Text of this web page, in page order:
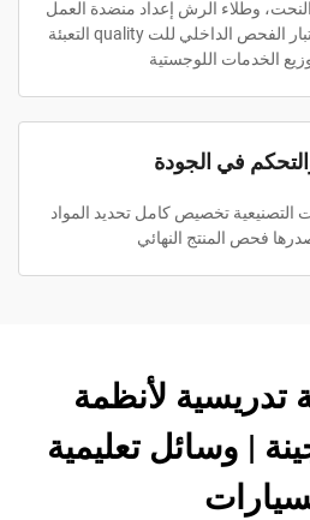
وطلاء الرش إعداد منضدة العمل
تسليمها للمُعلم لتجميعها اختبار الفحص الداخلي للت quality التعبئة
الخدمات اللوجستية
في الجودة
تخصيص كامل تحديد المواد
فحص المنتج النهائي
تدريسية لأنظمة
| وسائل تعليمية